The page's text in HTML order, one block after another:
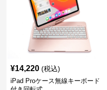
¥14,220 (税込)
iPad Proケース無線キーボード